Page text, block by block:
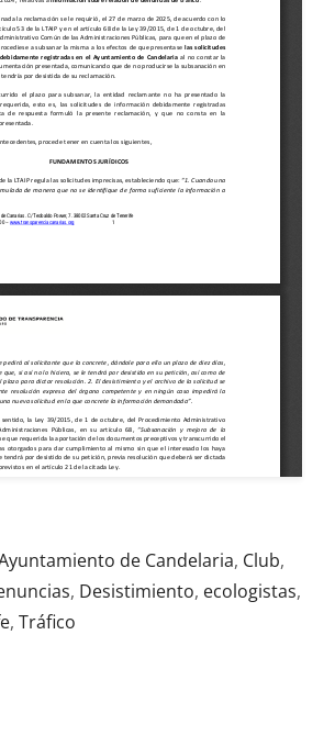
de Candelaria, Club,
, Desistimiento, ecologistas,
, Tráfico